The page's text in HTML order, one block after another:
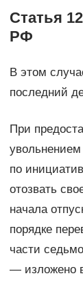
Статья
РФ
В этом
последний
При
увольнением
по
отозвать
начала
порядке
части
— изложено